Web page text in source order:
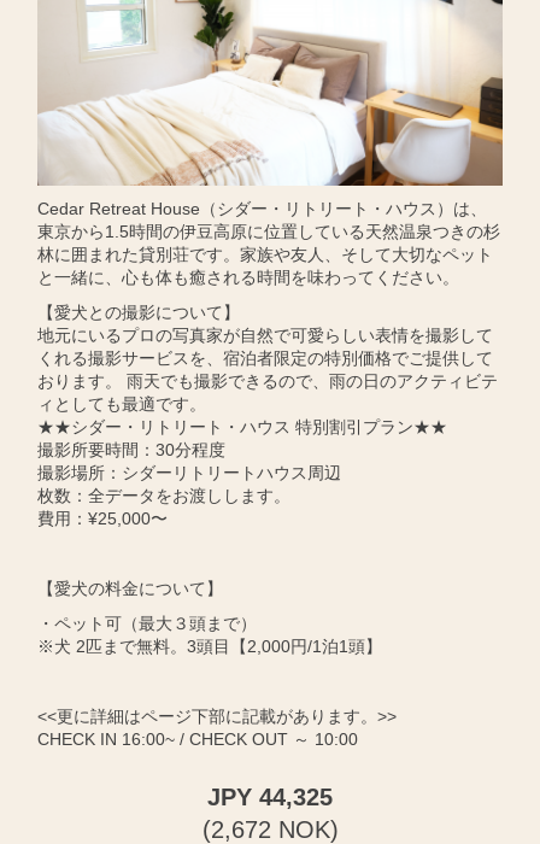
Cedar Retreat House（シダー・リトリート・ハウス）は、
東京から1.5時間の伊豆高原に位置している天然温泉つきの杉
林に囲まれた貸別荘です。家族や友人、そして大切なペット
と一緒に、心も体も癒される時間を味わってください。
【愛犬との撮影について】
地元にいるプロの写真家が自然で可愛らしい表情を撮影して
くれる撮影サービスを、宿泊者限定の特別価格でご提供して
おります。 雨天でも撮影できるので、雨の日のアクティビテ
ィとしても最適です。
★★シダー・リトリート・ハウス 特別割引プラン★★
撮影所要時間：30分程度
撮影場所：シダーリトリートハウス周辺
枚数：全データをお渡しします。
費用：¥25,000〜
【愛犬の料金について】
・ペット可（最大３頭まで）
※犬 2匹まで無料。3頭目【2,000円/1泊1頭】
<<更に詳細はページ下部に記載があります。>>
CHECK IN 16:00~ / CHECK OUT ～ 10:00
JPY 44,325
(2,672 NOK)